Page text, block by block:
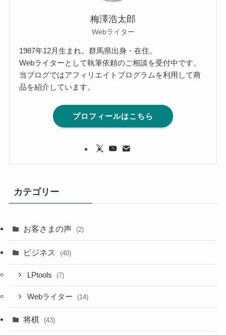
梅澤浩太郎
Webライター
1987年12月生まれ。群馬県出身・在住。
Webライターとして執筆依頼のご相談を受付中です。
当ブログではアフィリエイトプログラムを利用して商
品を紹介しています。
プロフィールはこちら
カテゴリー
お客さまの声 (2)
ビジネス (40)
LPtools (7)
Webライター (14)
将棋 (43)